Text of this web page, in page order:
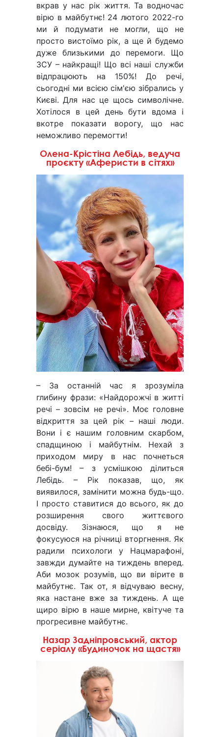
вкрав у нас рік життя. Та водночас
вірю в майбутнє! 24 лютого 2022-го
ми й подумати не могли, що не
просто вистоїмо рік, а ще й будемо
дуже близькими до перемоги. Що
ЗСУ – найкращі! Що всі наші служби
відпрацюють на 150%! До речі,
сьогодні ми всією сім'єю зібрались у
Києві. Для нас це щось символічне.
Хотілося в цей день бути вдома і
вкотре показати ворогу, що нас
неможливо перемогти!
Олена-Крістіна Лебідь, ведуча
проєкту «Аферисти в сітях»
– За останній час я зрозуміла
глибину фрази: «Найдорожчі в житті
речі – зовсім не речі». Моє головне
відкриття за цей рік – наші люди.
Вони і є нашим головним скарбом,
спадщиною і майбутнім. Нехай з
приходом миру в нас почнеться
бебі-бум! – з усмішкою ділиться
Лебідь. – Рік показав, що, як
виявилося, замінити можна будь-що.
І просто ставитися до всього, як до
розширення свого життєвого
досвіду. Зізнаюся, що я не
фокусуюся на річниці вторгнення. Як
радили психологи у Нацмарафоні,
завжди думайте на тиждень вперед.
Аби мозок розумів, що ви вірите в
майбутнє. Так от, я відчуваю весну,
яка настане вже за тиждень. А ще
щиро вірю в наше мирне, квітуче та
прогресивне майбутнє.
Назар Задніпровський, актор
серіалу «Будиночок на щастя»